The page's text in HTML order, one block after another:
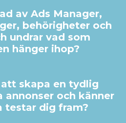
av Ads Manager,
behörigheter och
undrar vad som
hänger ihop?
skapa en tydlig
och känner
testar dig fram?